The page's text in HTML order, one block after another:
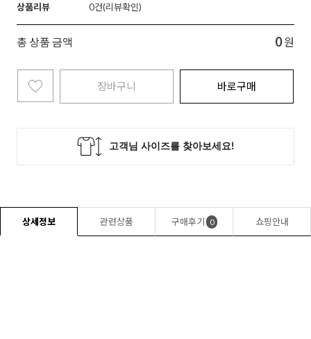
상품리뷰 0
총 상품 금액 0 원
장바구니 바로구매
상세정보 관련상품 구매후기 0 쇼핑안내